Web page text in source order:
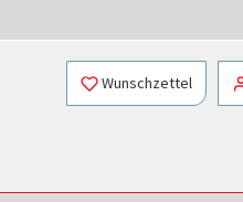
Wunschzettel